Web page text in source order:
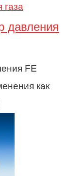
газа
давления
FE
как